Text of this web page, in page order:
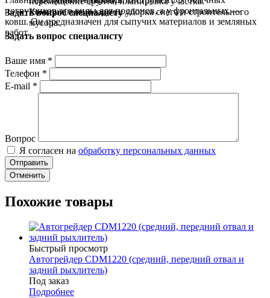
Коммунальные задачи: уборка снега и строительного
мусора.
погрузчиков это вилы для поддонов, а у фронтальных —
ковш. Он предназначен для сыпучих материалов и земляных
работ.
Задать вопрос специалисту
Задать вопрос специалисту
Ваше имя *
Телефон *
E-mail *
Вопрос
Я согласен на обработку персональных данных
Отменить
Похожие товары
Быстрый просмотр
Автогрейдер CDM1220 (средний, передний отвал и
задний рыхлитель)
Под заказ
Подробнее